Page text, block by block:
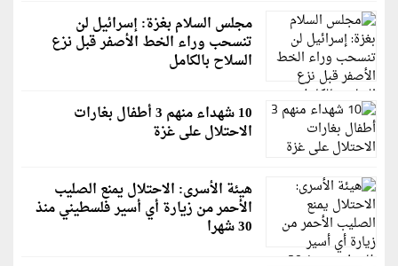
مجلس السلام بغزة: إسرائيل لن
تنسحب وراء الخط الأصفر قبل نزع
السلاح بالكامل
10 شهداء منهم 3 أطفال بغارات
الاحتلال على غزة
هيئة الأسرى: الاحتلال يمنع الصليب
الأحمر من زيارة أي أسير فلسطيني منذ
30 شهرا